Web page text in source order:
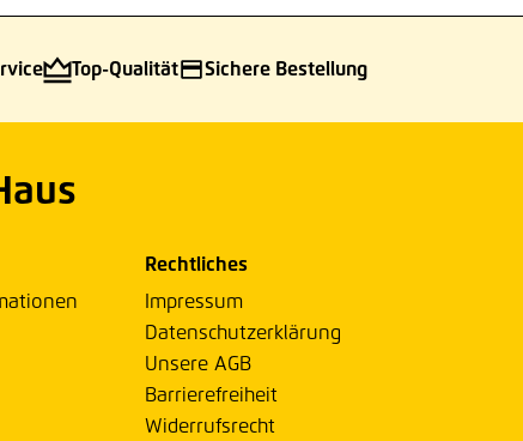
Top-Qualität Sichere Bestellung
Rechtliches
Impressum
Datenschutzerklärung
Unsere AGB
Barrierefreiheit
Widerrufsrecht